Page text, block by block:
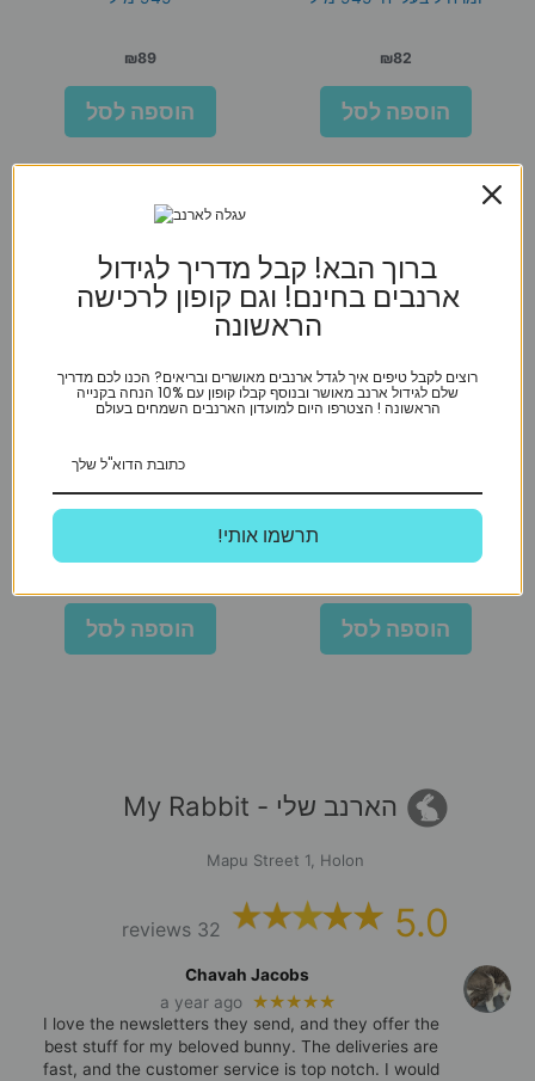
₪82
הוספה לסל
₪89
הוספה לסל
הוספה לסל הוספה לסל
הארנב שלי - My Rabbit
Mapu Street 1, Holon
5.0
32 reviews
Chavah Jacobs
★★★★★
a year ago
I love the newsletters they send, and they offer the
best stuff for my beloved bunny. The deliveries are
fast, and the customer service is top notch. I would
ברוך הבא! קבל מדריך לגידול
ארנבים בחינם! וגם קופון לרכישה
הראשונה
רוצים לקבל טיפים איך לגדל ארנבים מאושרים ובריאים? הכנו לכם מדריך
שלם לגידול ארנב מאושר ובנוסף קבלו קופון עם 10% הנחה בקנייה
הראשונה ! הצטרפו היום למועדון הארנבים השמחים בעולם
!תרשמו אותי